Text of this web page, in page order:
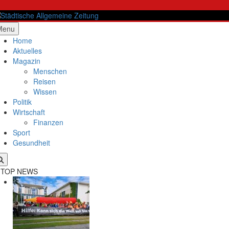
to
content Allgemeine Zeitung
Home
Aktuelles
Magazin
Menschen
Reisen
Wissen
Politik
Wirtschaft
Finanzen
Sport
Gesundheit
TOP NEWS